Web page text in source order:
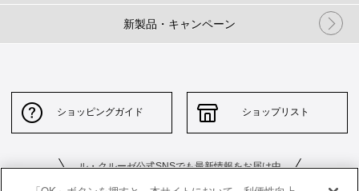
新製品・キャンペーン
ショッピングガイド ショップリスト
ル・クルーゼ公式SNSでも最新情報をお届け中